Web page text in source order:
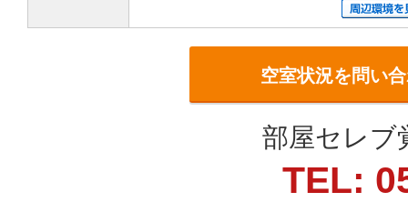
空室状況を問い
部屋セレブ
TEL: